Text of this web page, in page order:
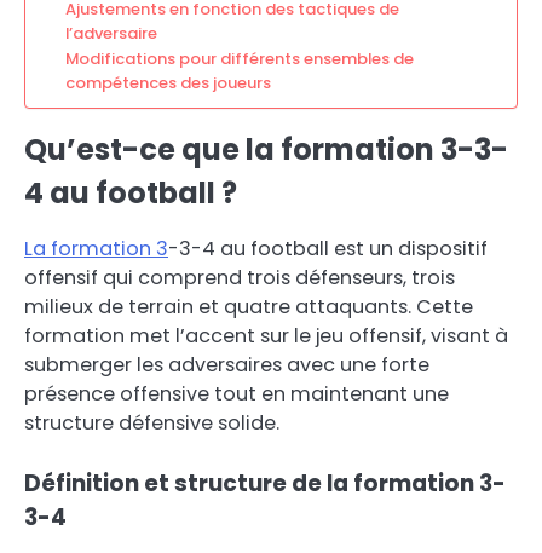
Ajustements en fonction des tactiques de
l’adversaire
Modifications pour différents ensembles de
compétences des joueurs
Qu’est-ce que la formation 3-3-
4 au football ?
La formation 3-3-4 au football est un dispositif
offensif qui comprend trois défenseurs, trois
milieux de terrain et quatre attaquants. Cette
formation met l’accent sur le jeu offensif, visant à
submerger les adversaires avec une forte
présence offensive tout en maintenant une
structure défensive solide.
Définition et structure de la formation 3-
3-4